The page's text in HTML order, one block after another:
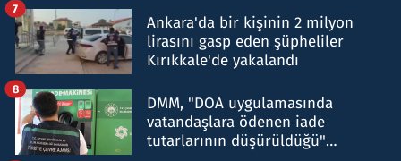
Ankara'da bir kişinin 2 milyon
lirasını gasp eden şüpheliler
Kırıkkale'de yakalandı
7
DMM, "DOA uygulamasında
vatandaşlara ödenen iade
tutarlarının düşürüldüğü"
8